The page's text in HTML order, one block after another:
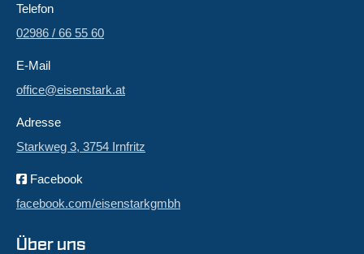
Telefon
02986 / 66 55 60
E-Mail
office@eisenstark.at
Adresse
Starkweg 3, 3754 Irnfritz
Facebook
facebook.com/eisenstarkgmbh
Über uns